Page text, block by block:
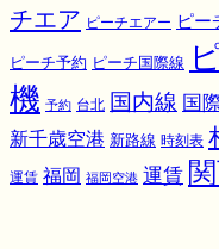
チエア ピーチエアー ピー
ピーチ予約 ピーチ国際線
機 予約 台北 国内線 国
新千歳空港 新路線 時刻表
運賃 福岡 福岡空港 運賃